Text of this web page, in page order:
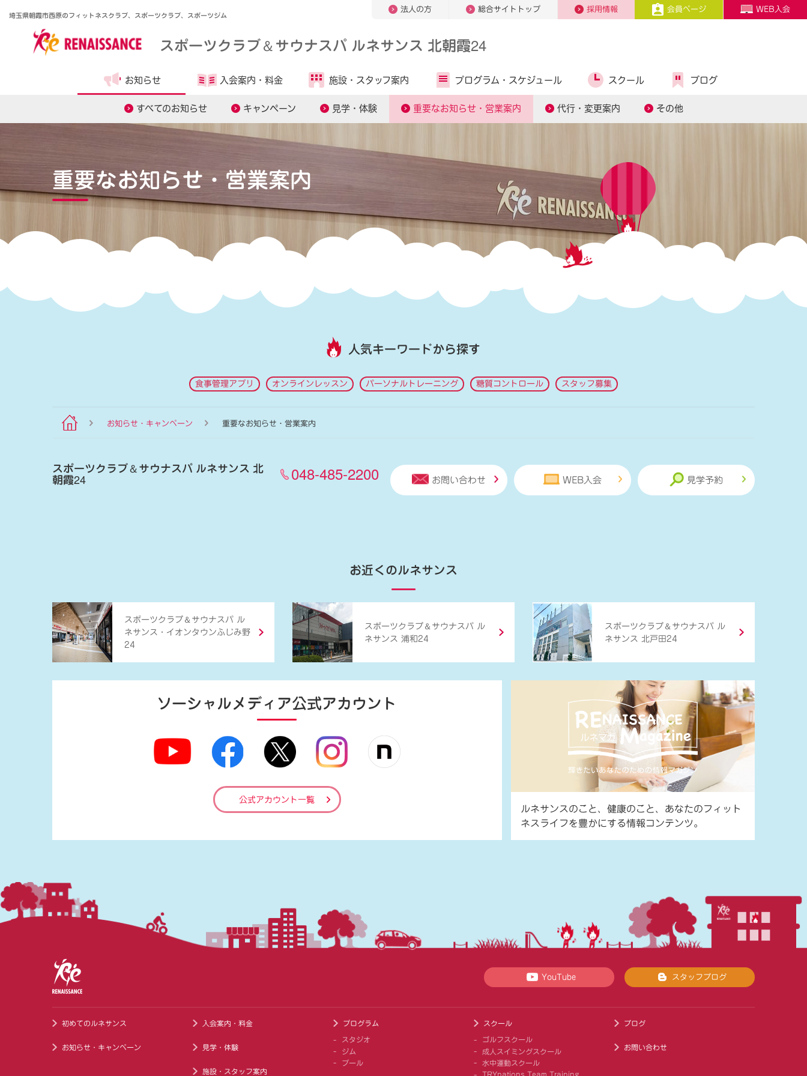
埼玉県朝霞市西原のフィットネスクラブ、スポーツクラブ、スポーツジム
法人の方 総合サイトトップ 採用情報 会員ページ WEB入会
スポーツクラブ＆サウナスパ ルネサンス 北朝霞24
お知らせ
すべてのお知らせ キャンペーン 見学・体験 重要なお知らせ・営業案内 代行・変更案内 その他
入会案内・ 料金 施設・ スタッフ案内 プログラム・ スケジュール スクール ブログ
重要なお知らせ・営業案内
人気キーワードから探す
食事管理アプリ オンラインレッスン パーソナルトレーニング 糖質コントロール スタッフ募集
お知らせ・キャンペーン 重要なお知らせ・営業案内
スポーツクラブ＆サウナスパ ルネサンス 北
朝霞24 048-485-2200 お問い合わせ WEB入会 見学予約
お近くのルネサンス
スポーツクラブ ＆ サウナスパ ル
ネサンス・イオンタウンふじみ野
24
スポーツクラブ ＆ サウナスパ ル
ネサンス 浦和24
スポーツクラブ ＆ サウナスパ ル
ネサンス 北戸田24
ソーシャルメディア公式アカウント
公式アカウント一覧
ルネサンスのこと、健康のこと、あなたのフィット
ネスライフを豊かにする情報コンテンツ。
YouTube スタッフブログ
初めてのルネサンス
お知らせ・キャンペーン
入会案内・料金
見学・体験
施設・スタッフ案内
プログラム
スタジオ
ジム
プール
スクール
ゴルフスクール
成人スイミングスクール
水中運動スクール
TRYnations Team Training
ブログ
お問い合わせ